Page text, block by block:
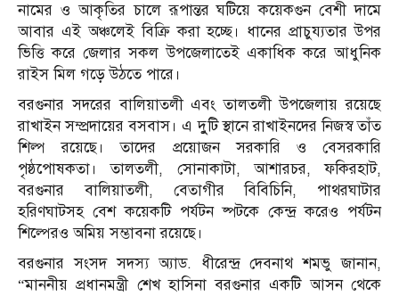
নামের ও আকৃতির চালে রূপান্তর ঘটিয়ে কয়েকগুন বেশী দামে
আবার এই অঞ্চলেই বিক্রি করা হচ্ছে। ধানের প্রাচুয্যতার উপর
ভিত্তি করে জেলার সকল উপজেলাতেই একাধিক করে আধুনিক
রাইস মিল গড়ে উঠতে পারে।
বরগুনার সদরের বালিয়াতলী এবং তালতলী উপজেলায় রয়েছে
রাখাইন সম্প্রদায়ের বসবাস। এ দুুটি স্থানে রাখাইনদের নিজস্ব তাঁত
শিল্প রয়েছে। তাদের প্রয়োজন সরকারি ও বেসরকারি
পৃষ্ঠপোষকতা। তালতলী, সোনাকাটা, আশারচর, ফকিরহাট,
বরগুনার বালিয়াতলী, বেতাগীর বিবিচিনি, পাথরঘাটার
হরিণঘাটসহ বেশ কয়েকটি পর্যটন ষ্পটকে কেন্দ্র করেও পর্যটন
শিল্পেরও অমিয় সম্ভাবনা রয়েছে।
বরগুনার সংসদ সদস্য অ্যাড. ধীরেন্দ্র দেবনাথ শমভু জানান,
“মাননীয় প্রধানমন্ত্রী শেখ হাসিনা বরগুনার একটি আসন থেকে